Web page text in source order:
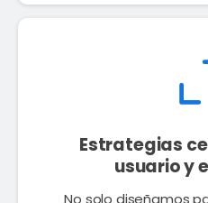
Estrategias
usuario y
No solo diseñamos